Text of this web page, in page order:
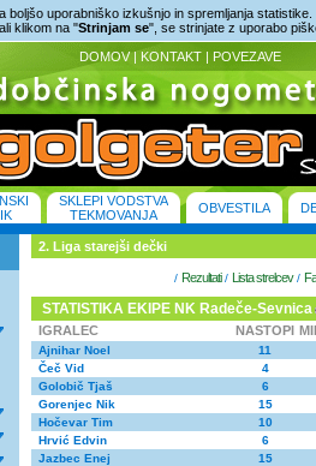
boljšo uporabniško izkušnjo in spremljanja statistike.
klikom na "Strinjam se", se strinjate z uporabo
DOMOV | KONTAKT | POVEZAVE
SKLEPI VODSTVA
TEKMOVANJA
OBVESTILA
2. Liga starejši dečki
/ Rezultati/ Lista strelcev/
STATISTIKA EKIPE NK Radeče-Sevnica
IGRALEC NASTOPI
Ajnihar Noel
11
Čeč Vid
4
Golobič Tjaš
6
Gorenjec Nik
15
Hočevar Tim
10
Hrvić Edvin
6
Jazbec Enej
15